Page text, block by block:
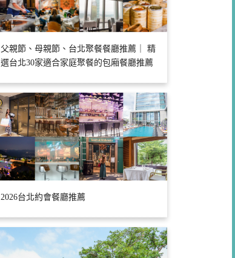
父親節、母親節、台北聚餐餐廳推薦｜ 精
選台北30家適合家庭聚餐的包廂餐廳推薦
2026台北約會餐廳推薦